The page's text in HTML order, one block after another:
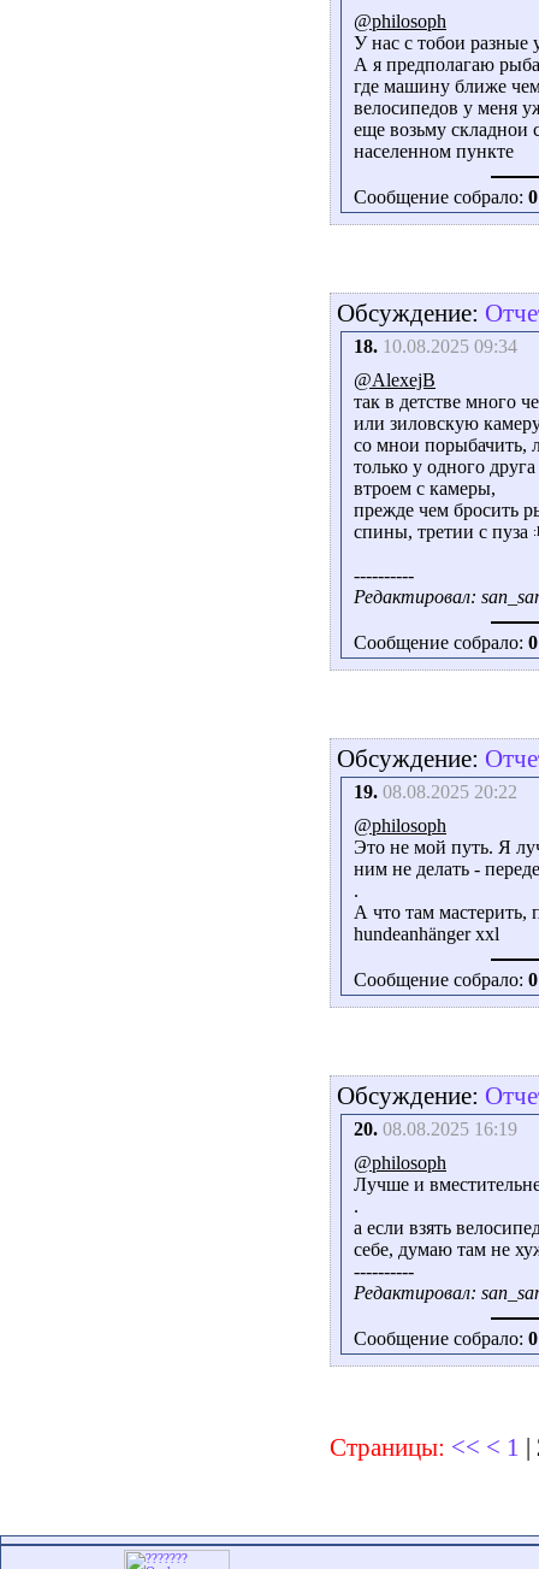
@philosoph
У нас с тобои разные
А я предполагаю
где машину ближе
велосипедов у меня
еще возьму складнои
населенном пункте
Сообщение собрало: 0
Обсуждение:
18. 10.08.2025 09:34
@AlexejB
так в детстве много
или зиловскую
со мнои порыбачить,
только у одного
втроем с камеры,
прежде чем бросить
спины, третии с пуза
----------
Редактировал:
Сообщение собрало: 0
Обсуждение:
19. 08.08.2025 20:22
@philosoph
Это не мой путь. Я
ним не делать -
.
А что там мастерить,
hundeanhänger xxl
Сообщение собрало: 0
Обсуждение:
20. 08.08.2025 16:19
@philosoph
Лучше и
.
а если взять
себе, думаю там не
----------
Редактировал:
Сообщение собрало: 0
Страницы: << < 1